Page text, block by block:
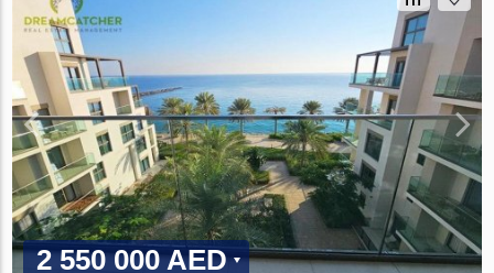
2 550 000 AED